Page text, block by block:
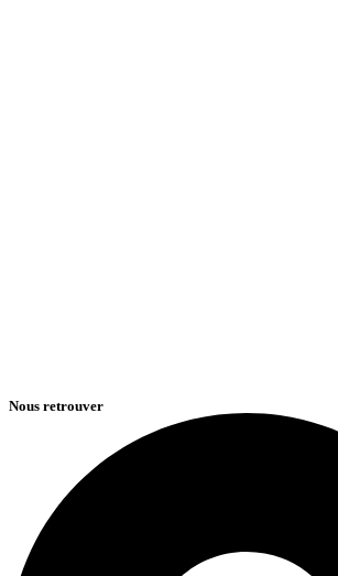
Nous retrouver